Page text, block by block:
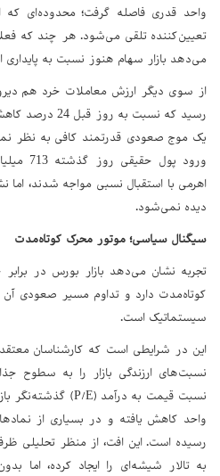
واحد قدری فاصله گرفت؛ محدوده‌ای که
تعیین‌کننده تلقی می‌شود. هر چند که فعلا
می‌دهد بازار سهام هنوز نسبت به پایداری
رسید که نسبت
یک موج صعودی قدرتمند کافی به نظر
ورود
اهرمی با استقبال نسبی مواجه شدند، اما
دیده نمی‌شود.
سیگنال سیاسی؛ موتور محرک کوتاه‌مدت
تجربه‌ نشان می‌دهد بازار بورس در
کوتاه‌مدت دارد و تداوم مسیر صعودی
سیستماتیک است.
این در شرایطی است که کارشناسان
نسبت‌های ارزندگی بازار را به سطوح
رسیده است. این افت، از منظر تحلیلی
به تالار شیشه‌ای را ایجاد کرده، اما